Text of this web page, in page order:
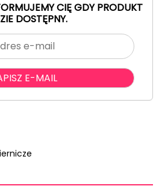
CIĘ GDY PRODUKT
DOSTĘPNY.